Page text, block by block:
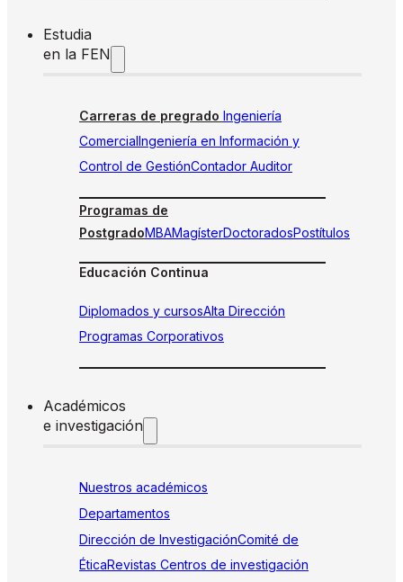
Estudia
en la FEN
Carreras de pregrado Ingeniería
ComercialIngeniería en Información y
Control de GestiónContador Auditor
Programas de
PostgradoMBAMagísterDoctoradosPostítulos
Educación Continua
Diplomados y cursosAlta Dirección
Programas Corporativos
Académicos
e investigación
Nuestros académicos
Departamentos
Dirección de InvestigaciónComité de
ÉticaRevistas Centros de investigación